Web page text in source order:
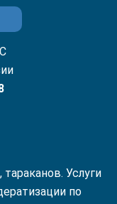
Услуги
по